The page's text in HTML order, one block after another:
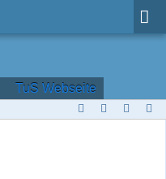
TuS Webseite